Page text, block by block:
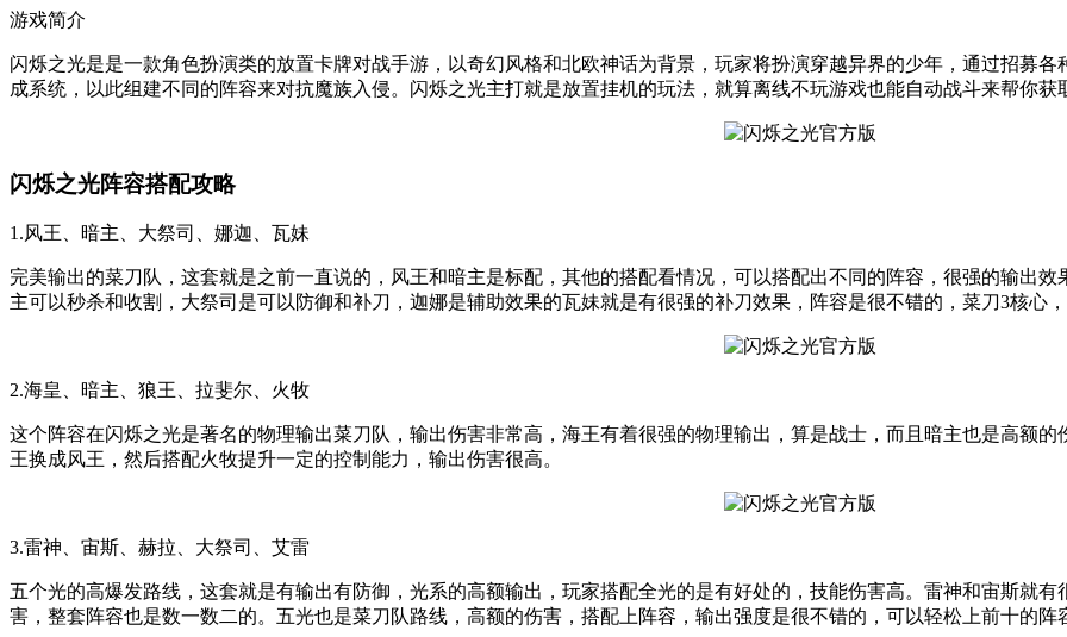
游戏简介
闪烁之光是是一款角色扮演类的放置卡牌对战手游，以奇幻风格和北欧神话为背景，玩家将扮演穿越异界的少年，通过招募
成系统，以此组建不同的阵容来对抗魔族入侵。闪烁之光主打就是放置挂机的玩法，就算离线不玩游戏也能自动战斗来帮你获
闪烁之光阵容搭配攻略
1.风王、暗主、大祭司、娜迦、瓦妹
完美输出的菜刀队，这套就是之前一直说的，风王和暗主是标配，其他的搭配看情况，可以搭配出不同的阵容，很强的输出
主可以秒杀和收割，大祭司是可以防御和补刀，迦娜是辅助效果的瓦妹就是有很强的补刀效果，阵容是很不错的，菜刀3核心
2.海皇、暗主、狼王、拉斐尔、火牧
这个阵容在闪烁之光是著名的物理输出菜刀队，输出伤害非常高，海王有着很强的物理输出，算是战士，而且暗主也是高额
王换成风王，然后搭配火牧提升一定的控制能力，输出伤害很高。
3.雷神、宙斯、赫拉、大祭司、艾雷
五个光的高爆发路线，这套就是有输出有防御，光系的高额输出，玩家搭配全光的是有好处的，技能伤害高。雷神和宙斯就
害，整套阵容也是数一数二的。五光也是菜刀队路线，高额的伤害，搭配上阵容，输出强度是很不错的，可以轻松上前十的阵